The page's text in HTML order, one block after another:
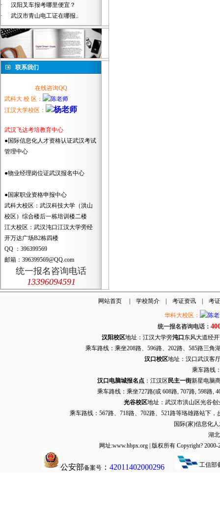
·
汉阳叉车报考哪里便宜？
·
武汉市青山电工证在哪报..
联系我们
在线咨询QQ
武科大 校 区：
江汉大学校区：
武汉飞达考培教育中心
●国际信息化人才资格认证武汉考试
管理中心
●物业经理岗位证武汉报名中心
●国家职业资格申报中心
武科大校区：武汉科技大学（洪山
校区）综合楼后一栋培训楼二楼
江大校区：武汉沌口江汉大学旁经
开万达广场B2栋四楼
QQ ：396399569
邮箱：396399569@QQ.com
统一报名咨询电话
13396094591
网站首页| 学校简介| 考证资讯| 考
华科大校区：
统一报名咨询电话：
汉阳校区地址：江汉大学旁沌口 东风大道经
乘车路线：乘坐208路、596路、202路、585路三
汉口校区地址：汉口武汉客
乘车路线
汉口电脑城报名点：江汉区 民主一街新星电脑
乘车路线：乘坐727路(或 608路, 707路, 598路,
光谷校区地址：武汉市洪山区光谷创
乘车路线：567路、718路、702路、521路等珞雄路站下
国际(家)信息化
湖
网址:www.hbpx.org | 版权所有 Copyright?
公安部备案号 ： 42011402000296 工信部